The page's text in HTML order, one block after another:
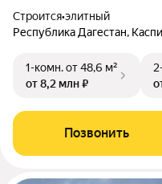
Строится•элитный
Республика Дагестан,
1-комн.от 48,6 м²
от 8,2 млн ₽
Позвонить